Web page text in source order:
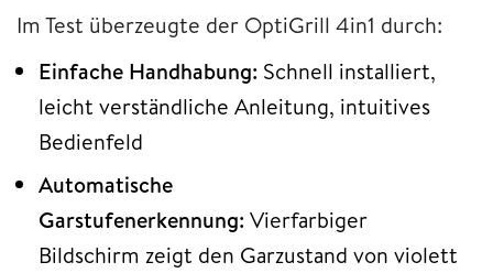
Im Test überzeugte der OptiGrill 4in1 durch:
Einfache Handhabung: Schnell installiert,
leicht verständliche Anleitung, intuitives
Bedienfeld
Automatische
Garstufenerkennung: Vierfarbiger
Bildschirm zeigt den Garzustand von violett